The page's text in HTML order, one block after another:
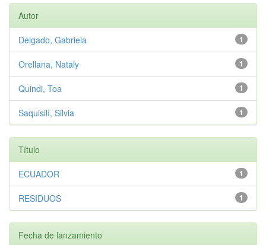
Autor
1
Delgado, Gabriela
1
Orellana, Nataly
1
Quindi, Toa
1
Saquisilí, Silvia
Título
1
ECUADOR
1
RESIDUOS
Fecha de lanzamiento